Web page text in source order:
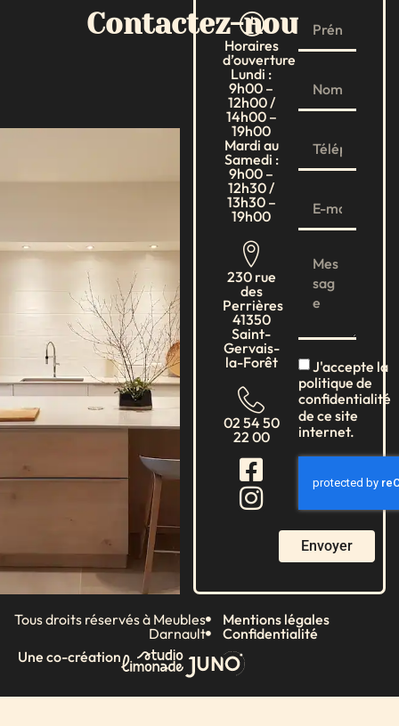
Contactez-nous
Horaires
d’ouverture
Lundi :
9h00 –
12h00 /
14h00 –
19h00
Mardi au
Samedi :
9h00 –
12h30 /
13h30 –
19h00
230 rue
des
Perrières
41350
Saint-
Gervais-
la-Forêt
02 54 50
22 00
J'accepte la
politique de
confidentialité
de ce site
internet.
Envoyer
Tous droits réservés à Meubles
Darnault
Mentions légales
Confidentialité
Une co-création